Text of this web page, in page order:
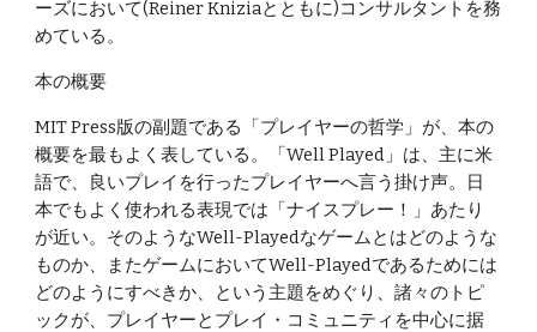
ーズにおいて(Reiner Kniziaとともに)コンサルタントを務
めている。
本の概要
MIT Press版の副題である「プレイヤーの哲学」が、本の
概要を最もよく表している。「Well Played」は、主に米
語で、良いプレイを行ったプレイヤーへ言う掛け声。日
本でもよく使われる表現では「ナイスプレー！」あたり
が近い。そのようなWell-Playedなゲームとはどのような
ものか、またゲームにおいてWell-Playedであるためには
どのようにすべきか、という主題をめぐり、諸々のトピ
ックが、プレイヤーとプレイ・コミュニティを中心に据